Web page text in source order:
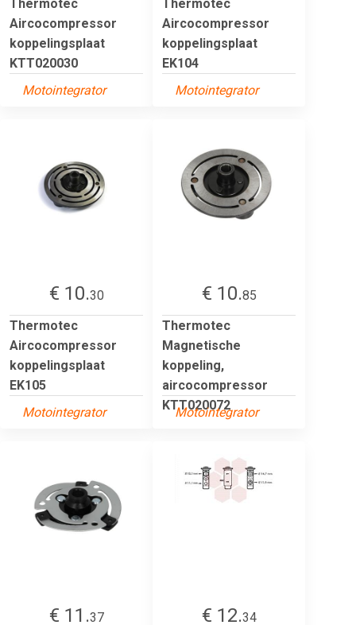
Thermotec
Aircocompressor
koppelingsplaat
KTT020030
Motointegrator
Thermotec
Aircocompressor
koppelingsplaat
EK104
Motointegrator
€ 10.30
Thermotec
Aircocompressor
koppelingsplaat
EK105
Motointegrator
€ 10.85
Thermotec
Magnetische
koppeling,
aircocompressor
KTT020072
Motointegrator
€ 11.37
€ 12.34